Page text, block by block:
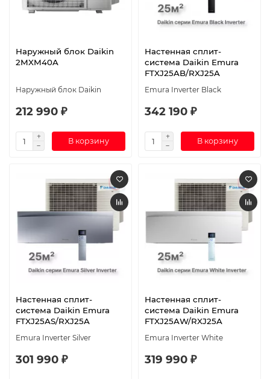
Наружный блок Daikin
2MXM40A
Наружный блок Daikin
212 990 ₽
В корзину
Настенная сплит-
система Daikin Emura
FTXJ25AB/RXJ25A
Emura Inverter Black
342 190 ₽
В корзину
Настенная сплит-
система Daikin Emura
FTXJ25AS/RXJ25A
Emura Inverter Silver
301 990 ₽
Настенная сплит-
система Daikin Emura
FTXJ25AW/RXJ25A
Emura Inverter White
319 990 ₽